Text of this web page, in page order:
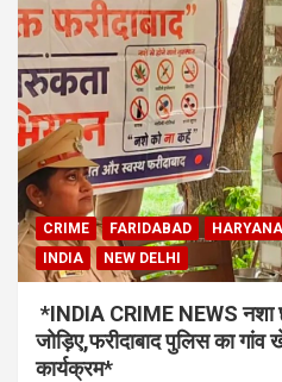
CRIME FARIDABAD HARYANA
INDIA
NEW DELHI
*INDIA CRIME NEWS नशा
जोड़िए,फरीदाबाद पुलिस का
कार्यक्रम*